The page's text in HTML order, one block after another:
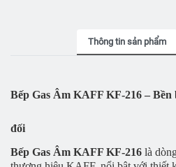
Thông tin sản phẩm
Bếp Gas Âm KAFF KF-216 –
đối
Bếp Gas Âm KAFF KF-216 là